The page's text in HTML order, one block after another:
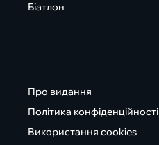
Біатлон
Про видання
Політика конфіденційності
Використання cookies